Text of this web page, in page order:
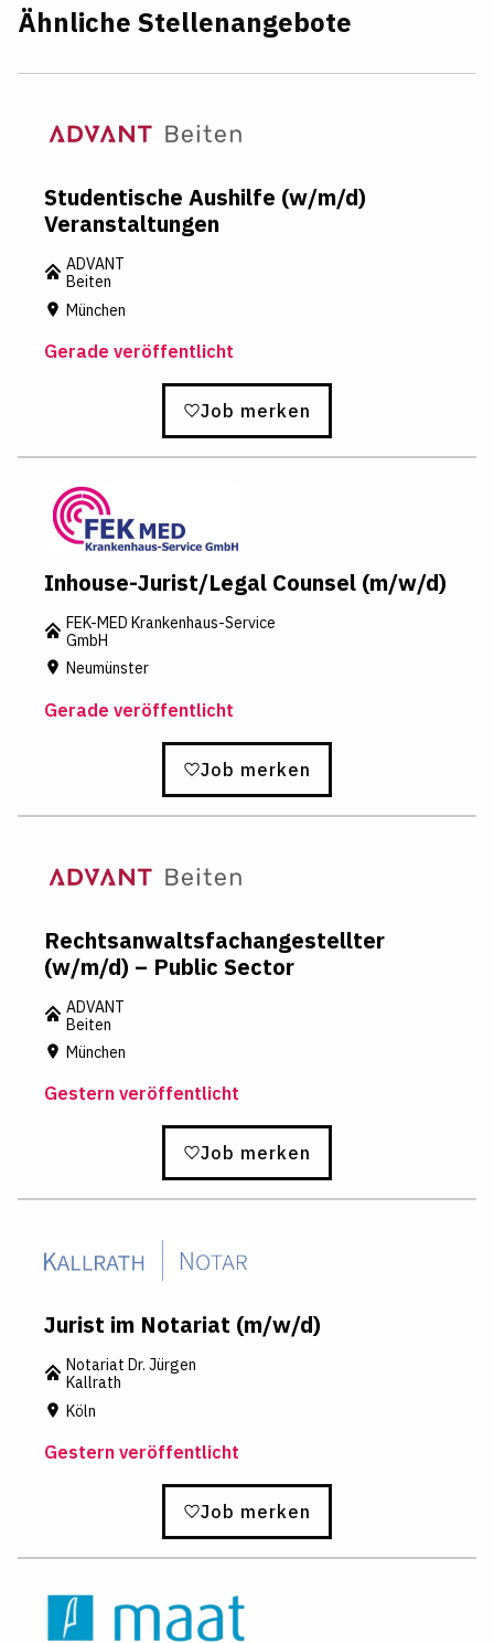
Ähnliche Stellenangebote
Studentische Aushilfe (w/m/d)
Veranstaltungen
ADVANT
Beiten
München
Gerade veröffentlicht
Job merken
Inhouse-Jurist/Legal Counsel (m/w/d)
FEK-MED Krankenhaus-Service
GmbH
Neumünster
Gerade veröffentlicht
Job merken
Rechtsanwaltsfachangestellter
(w/m/d) – Public Sector
ADVANT
Beiten
München
Gestern veröffentlicht
Job merken
Jurist im Notariat (m/w/d)
Notariat Dr. Jürgen
Kallrath
Köln
Gestern veröffentlicht
Job merken